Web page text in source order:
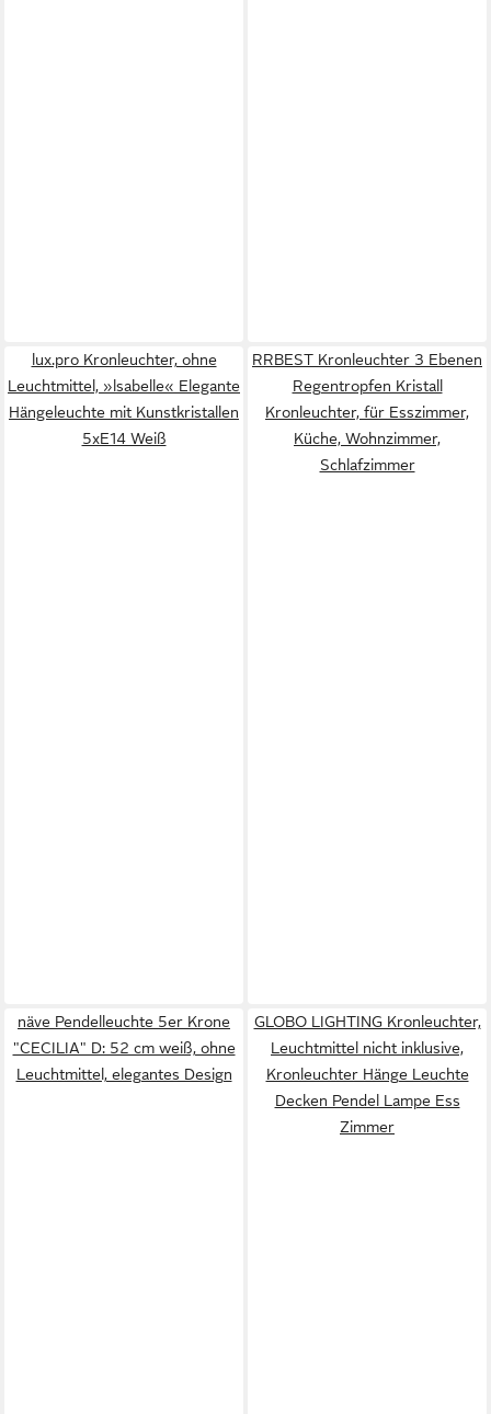
lux.pro Kronleuchter, ohne
Leuchtmittel, »lsabelle« Elegante
Hängeleuchte mit Kunstkristallen
5xE14 Weiß
RRBEST Kronleuchter 3 Ebenen
Regentropfen Kristall
Kronleuchter, für Esszimmer,
Küche, Wohnzimmer,
Schlafzimmer
näve Pendelleuchte 5er Krone
"CECILIA" D: 52 cm weiß, ohne
Leuchtmittel, elegantes Design
GLOBO LIGHTING Kronleuchter,
Leuchtmittel nicht inklusive,
Kronleuchter Hänge Leuchte
Decken Pendel Lampe Ess
Zimmer